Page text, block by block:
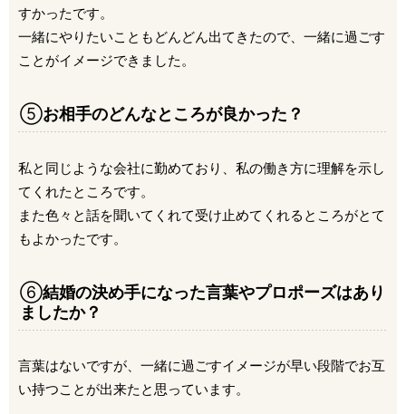
すかったです。
一緒にやりたいこともどんどん出てきたので、一緒に過ごす
ことがイメージできました。
⑤お相手のどんなところが良かった？
私と同じような会社に勤めており、私の働き方に理解を示し
てくれたところです。
また色々と話を聞いてくれて受け止めてくれるところがとて
もよかったです。
⑥結婚の決め手になった言葉やプロポーズはあり
ましたか？
言葉はないですが、一緒に過ごすイメージが早い段階でお互
い持つことが出来たと思っています。